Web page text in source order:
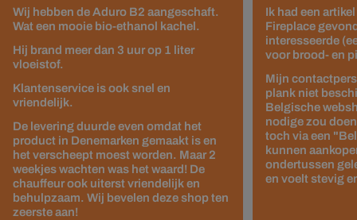
Wij hebben de Aduro B2 aangeschaft.
Wat een mooie bio-ethanol kachel.
Hij brand meer dan 3 uur op 1 liter
vloeistof.
Klantenservice is ook snel en
vriendelijk.
De levering duurde even omdat het
product in Denemarken gemaakt is en
het verscheept moest worden. Maar 2
weekjes wachten was het waard! De
chauffeur ook uiterst vriendelijk en
behulpzaam. Wij bevelen deze shop ten
zeerste aan!
Ik had een
Fireplace
interesseerde
voor brood- en
Mijn
plank niet
Belgische
nodige zou
toch via een
kunnen
ondertussen
en voelt stevig